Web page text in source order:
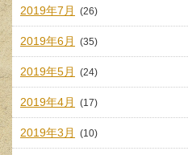
2019年7月 (26)
2019年6月 (35)
2019年5月 (24)
2019年4月 (17)
2019年3月 (10)